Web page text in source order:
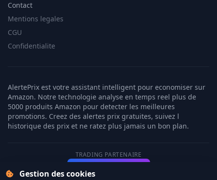
Contact
Mentions legales
CGU
Confidentialite
AlertePrix est votre assistant intelligent pour economiser sur
Amazon. Notre technologie analyse en temps reel plus de
5000 produits Amazon pour detecter les meilleures
promotions. Creez des alertes prix gratuites, suivez l
historique des prix et ne ratez plus jamais un bon plan.
TRADING PARTENAIRE
Gestion des cookies